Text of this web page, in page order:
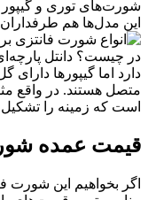
شورت‌های توری و
این مدل‌ها هم طرفداران
در چیست؟ دانتل
دارد اما گیپورها
متصل هستند. در واقع
است که زمینه را
قیمت عمده
اگر بخواهیم این شورت